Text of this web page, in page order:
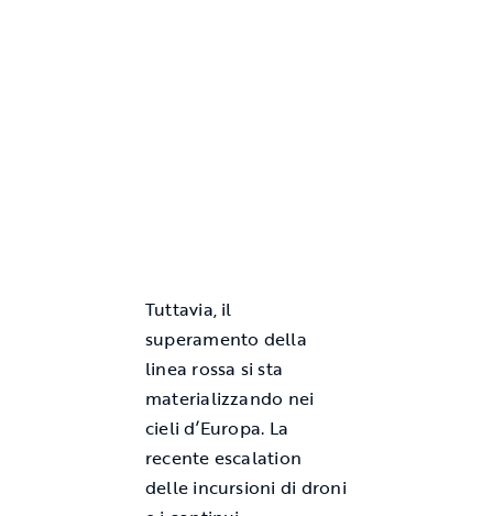
Tuttavia, il
superamento della
linea rossa si sta
materializzando nei
cieli d’Europa. La
recente escalation
delle incursioni di droni